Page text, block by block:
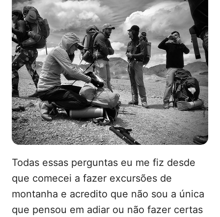
b
o
k
e
I
n
Todas essas perguntas eu me fiz desde
que comecei a fazer excursões de
montanha e acredito que não sou a única
que pensou em adiar ou não fazer certas